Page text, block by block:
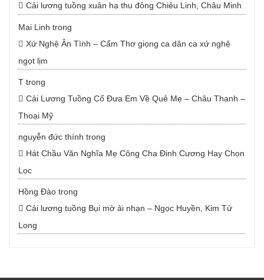
Cải lương tuồng xuân hạ thu đông Chiêu Linh, Châu Minh
Mai Linh trong
Xứ Nghệ Ân Tình – Cẩm Thơ giọng ca dân ca xứ nghệ
ngọt lịm
T trong
Cải Lương Tuồng Cổ Đưa Em Về Quê Mẹ – Châu Thanh –
Thoại Mỹ
nguyễn đức thính trong
Hát Chầu Văn Nghĩa Mẹ Công Cha Đinh Cương Hay Chọn
Lọc
Hồng Đào trong
Cải lương tuồng Bụi mờ ải nhạn – Ngọc Huyền, Kim Tử
Long